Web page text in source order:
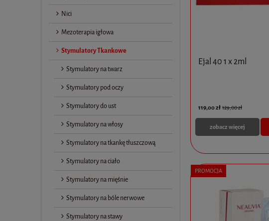
Nici
Mezoterapia igłowa
Stymulatory Tkankowe
Stymulatory na twarz
Stymulatory pod oczy
Stymulatory do ust
Stymulatory na włosy
Stymulatory na tkankę tłuszczową
Stymulatory na ciało
Stymulatory na mięśnie
Stymulatory na bóle nerwowe
Stymulatory na stawy
Ejal 40 1 x 2ml
119,00 zł 129,00 zł
zobacz więcej
PROMOCJA